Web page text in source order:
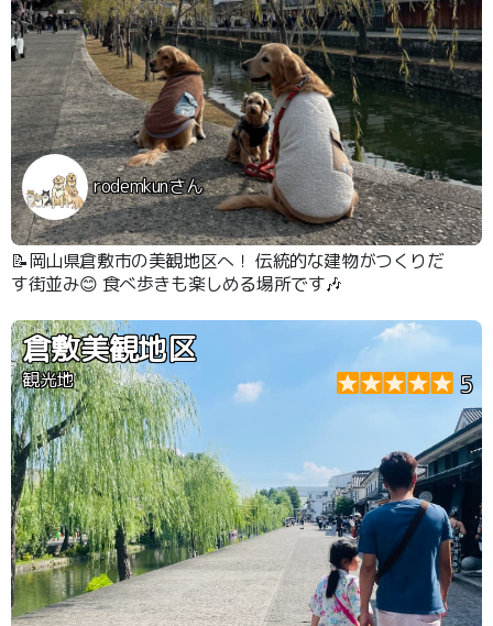
rodemkunさん
📝岡山県倉敷市の美観地区へ！ 伝統的な建物がつくりだ
す街並み😊 食べ歩きも楽しめる場所です🎶
倉敷美観地区
観光地 5